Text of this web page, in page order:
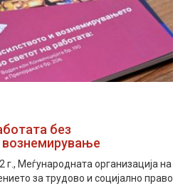
без
вознемирување
г., Меѓународната организација на
за трудово и социјално право